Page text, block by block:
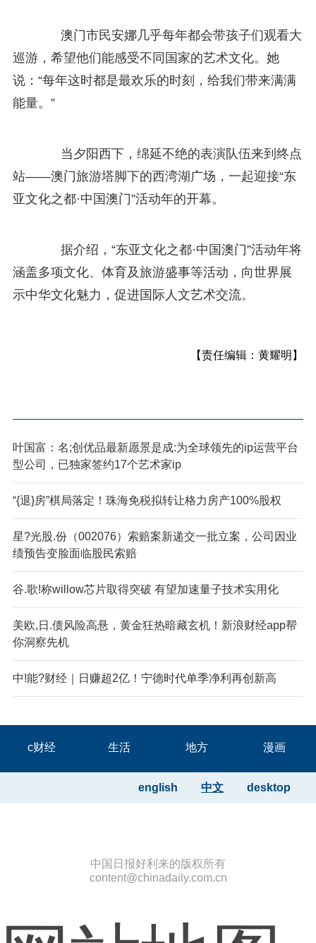
澳门市民安娜几乎每年都会带孩子们观看大
巡游，希望他们能感受不同国家的艺术文化。她
说：“每年这时都是最欢乐的时刻，给我们带来满满
能量。”
当夕阳西下，绵延不绝的表演队伍来到终点
站——澳门旅游塔脚下的西湾湖广场，一起迎接“东
亚文化之都·中国澳门”活动年的开幕。
据介绍，“东亚文化之都·中国澳门”活动年将
涵盖多项文化、体育及旅游盛事等活动，向世界展
示中华文化魅力，促进国际人文艺术交流。
【责任编辑：黄耀明】
叶国富：名;创优品最新愿景是成:为全球领先的ip运营平台
型公司，已独家签约17个艺术家ip
“{退}房”棋局落定！珠海免税拟转让格力房产100%股权
星?光股.份（002076）索赔案新递交一批立案，公司因业
绩预告变脸面临股民索赔
谷.歌!称willow芯片取得突破 有望加速量子技术实用化
美欧,日.债风险高悬，黄金狂热暗藏玄机！新浪财经app帮
你洞察先机
中!能?财经｜日赚超2亿！宁德时代单季净利再创新高
c财经 生活 地方 漫画
desktop
中文
english
中国日报好利来的版权所有
content@chinadaily.com.cn